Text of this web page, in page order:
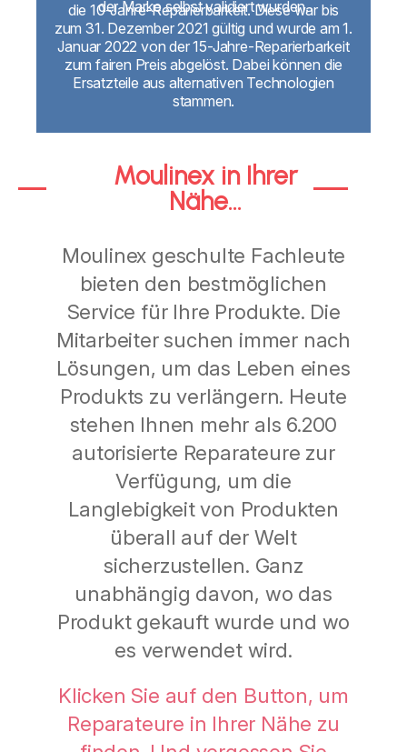
der Marke selbst validiert wurden.
die 10-Jahre-Reparierbarkeit. Diese war bis
zum 31. Dezember 2021 gültig und wurde am 1.
Januar 2022 von der 15-Jahre-Reparierbarkeit
zum fairen Preis abgelöst. Dabei können die
Ersatzteile aus alternativen Technologien
stammen.
Moulinex in Ihrer
Nähe...
Moulinex geschulte Fachleute
bieten den bestmöglichen
Service für Ihre Produkte. Die
Mitarbeiter suchen immer nach
Lösungen, um das Leben eines
Produkts zu verlängern. Heute
stehen Ihnen mehr als 6.200
autorisierte Reparateure zur
Verfügung, um die
Langlebigkeit von Produkten
überall auf der Welt
sicherzustellen. Ganz
unabhängig davon, wo das
Produkt gekauft wurde und wo
es verwendet wird.
Klicken Sie auf den Button, um
Reparateure in Ihrer Nähe zu